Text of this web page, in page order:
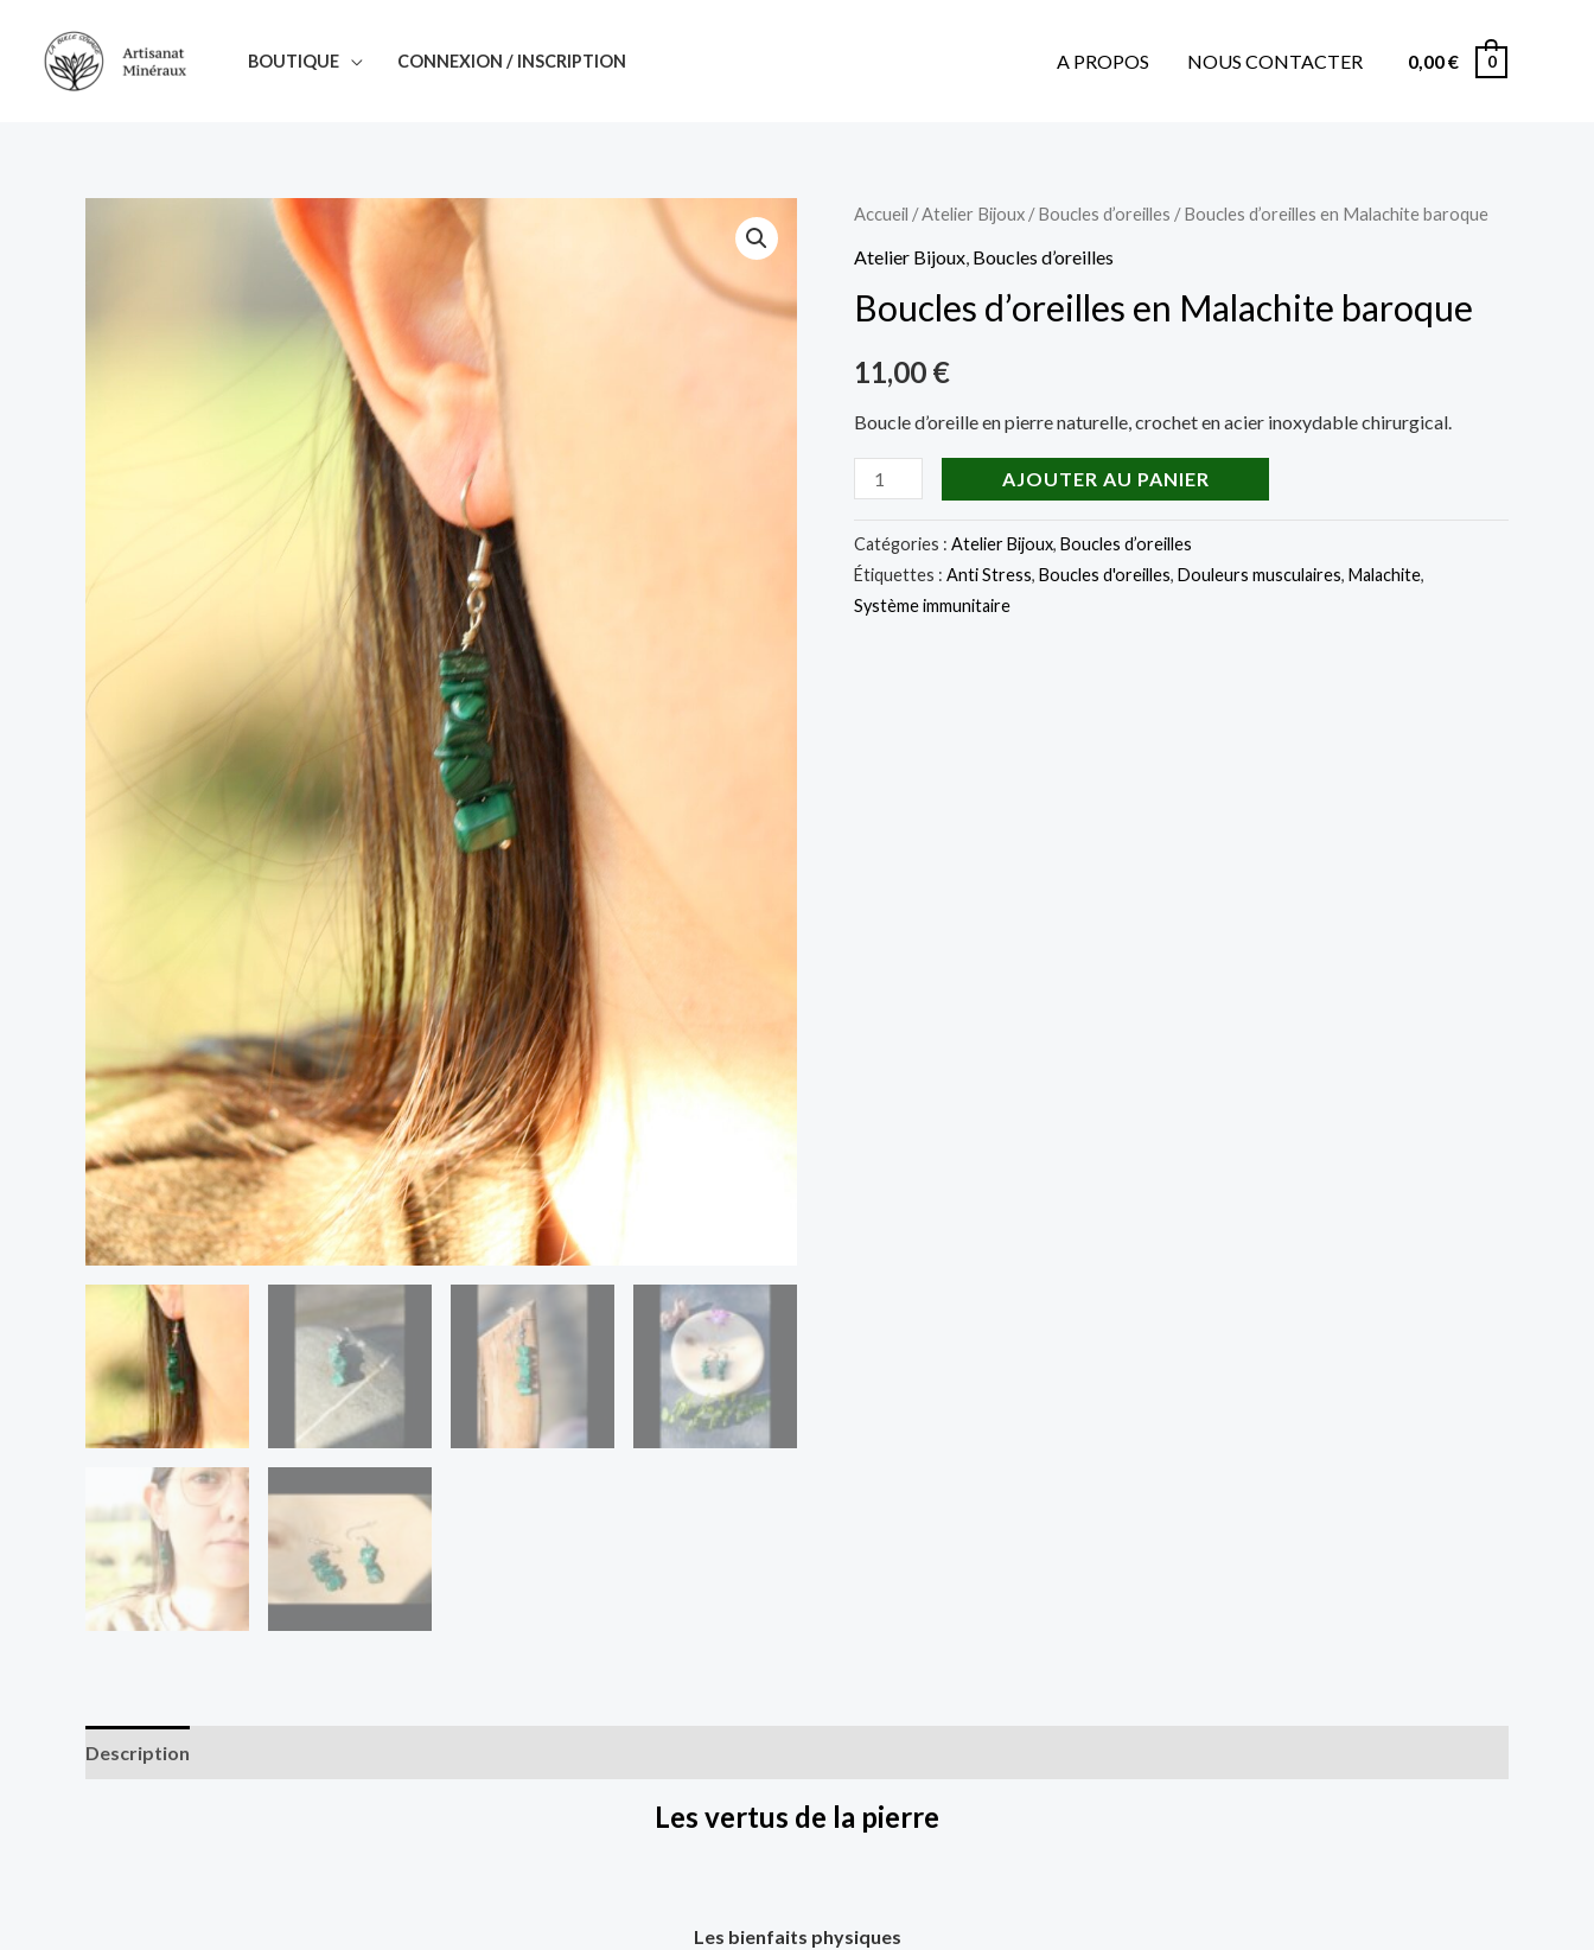
contenu
BOUTIQUE CONNEXION / INSCRIPTION A PROPOS NOUS CONTACTER 0,00€ 0
Accueil /Atelier Bijoux /Boucles d’oreilles / Boucles d’oreilles en Malachite baroque
Atelier Bijoux Boucles d’oreilles
Boucles d’oreilles en Malachite baroque
11,00 €
Boucle d’oreille en pierre naturelle, crochet en acier inoxydable chirurgical.
quantité
Boucles
d'oreilles
en
AJOUTER AU PANIER
Catégories : Atelier Bijoux, Boucles d’oreilles
Étiquettes : Anti Stress, Boucles d'oreilles, Douleurs musculaires, Malachite,
Système immunitaire
Description
Les vertus de la pierre
Les bienfaits physiques